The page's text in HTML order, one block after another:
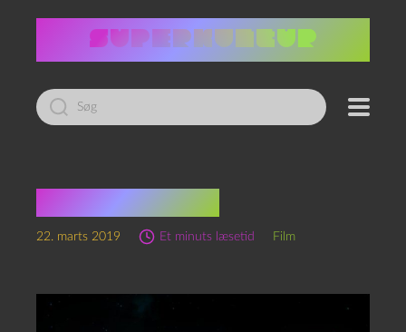
Led
efter:
The Void (2016)
22. marts 2019 Et minuts læsetid Film